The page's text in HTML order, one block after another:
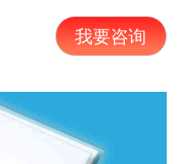
我要咨询